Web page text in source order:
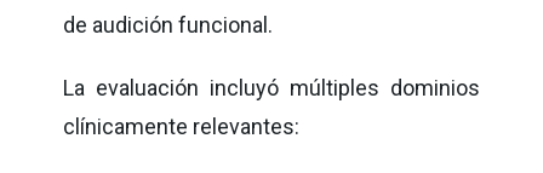
de audición funcional.
La evaluación incluyó múltiples dominios
clínicamente relevantes: